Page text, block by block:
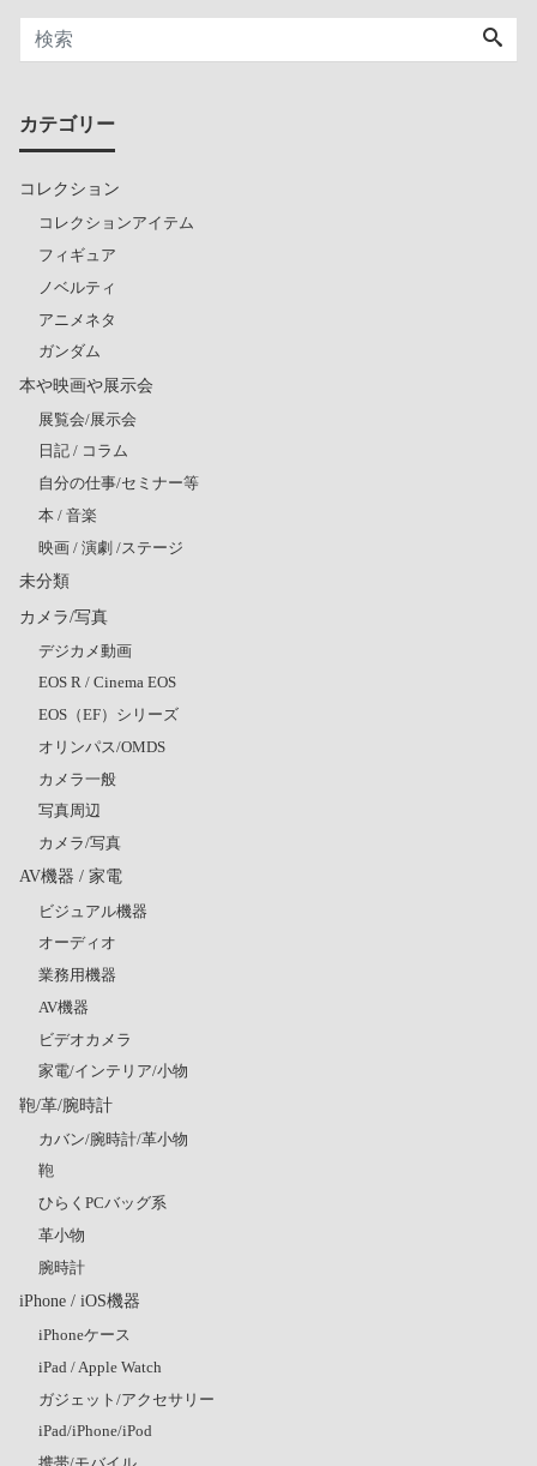
カテゴリー
コレクション
コレクションアイテム
フィギュア
ノベルティ
アニメネタ
ガンダム
本や映画や展示会
展覧会/展示会
日記 / コラム
自分の仕事/セミナー等
本 / 音楽
映画 / 演劇 /ステージ
未分類
カメラ/写真
デジカメ動画
EOS R / Cinema EOS
EOS（EF）シリーズ
オリンパス/OMDS
カメラ一般
写真周辺
カメラ/写真
AV機器 / 家電
ビジュアル機器
オーディオ
業務用機器
AV機器
ビデオカメラ
家電/インテリア/小物
鞄/革/腕時計
カバン/腕時計/革小物
鞄
ひらくPCバッグ系
革小物
腕時計
iPhone / iOS機器
iPhoneケース
iPad / Apple Watch
ガジェット/アクセサリー
iPad/iPhone/iPod